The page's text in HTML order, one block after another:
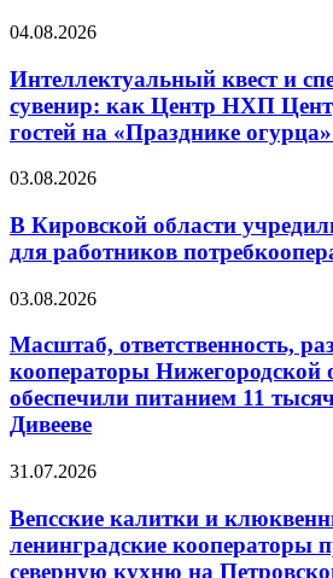
04.08.2026
Интеллектуальный квест и
сувенир: как Центр НХП
гостей на «Празднике
03.08.2026
В Кировской области
для работников
03.08.2026
Масштаб, ответственность,
кооператоры Нижегородской
обеспечили питанием 11
Дивееве
31.07.2026
Вепсские калитки и
ленинградские кооператоры
северную кухню на